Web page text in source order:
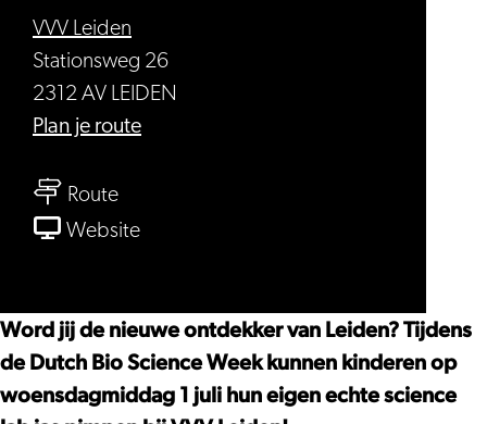
VVV Leiden
Stationsweg 26
2312 AV LEIDEN
Plan je routenaar
Routenaar
Pimp
science
jas
Websitevan
eigen
science
jas
Word jij de nieuwe ontdekker van Leiden? Tijdens
de Dutch Bio Science Week kunnen kinderen op
woensdagmiddag 1 juli hun eigen echte science